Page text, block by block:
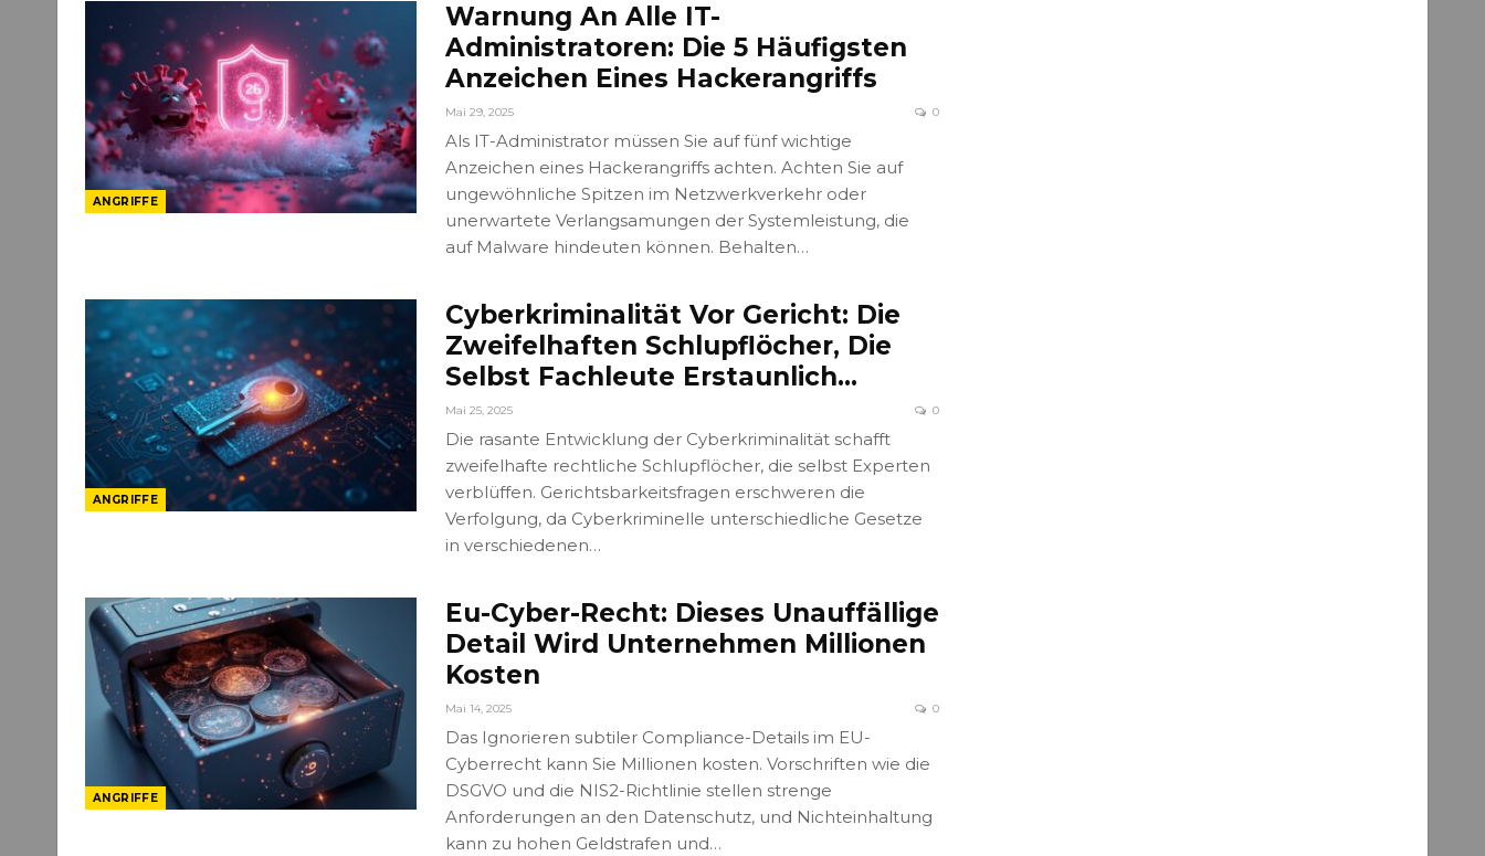
ANGRIFFE
Warnung An Alle IT-
Administratoren: Die 5 Häufigsten
Anzeichen Eines Hackerangriffs
Mai 29, 2025 0
Als IT-Administrator müssen Sie auf fünf wichtige
Anzeichen eines Hackerangriffs achten. Achten Sie auf
ungewöhnliche Spitzen im Netzwerkverkehr oder
unerwartete Verlangsamungen der Systemleistung, die
auf Malware hindeuten können. Behalten…
ANGRIFFE
Cyberkriminalität Vor Gericht: Die
Zweifelhaften Schlupflöcher, Die
Selbst Fachleute Erstaunlich…
Mai 25, 2025 0
Die rasante Entwicklung der Cyberkriminalität schafft
zweifelhafte rechtliche Schlupflöcher, die selbst Experten
verblüffen. Gerichtsbarkeitsfragen erschweren die
Verfolgung, da Cyberkriminelle unterschiedliche Gesetze
in verschiedenen…
ANGRIFFE
Eu-Cyber-Recht: Dieses Unauffällige
Detail Wird Unternehmen Millionen
Kosten
Mai 14, 2025 0
Das Ignorieren subtiler Compliance-Details im EU-
Cyberrecht kann Sie Millionen kosten. Vorschriften wie die
DSGVO und die NIS2-Richtlinie stellen strenge
Anforderungen an den Datenschutz, und Nichteinhaltung
kann zu hohen Geldstrafen und…